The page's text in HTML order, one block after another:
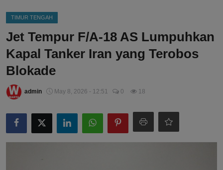
TIMUR TENGAH
Jet Tempur F/A-18 AS Lumpuhkan
Kapal Tanker Iran yang Terobos
Blokade
admin May 8, 2026 - 12:51 0 18